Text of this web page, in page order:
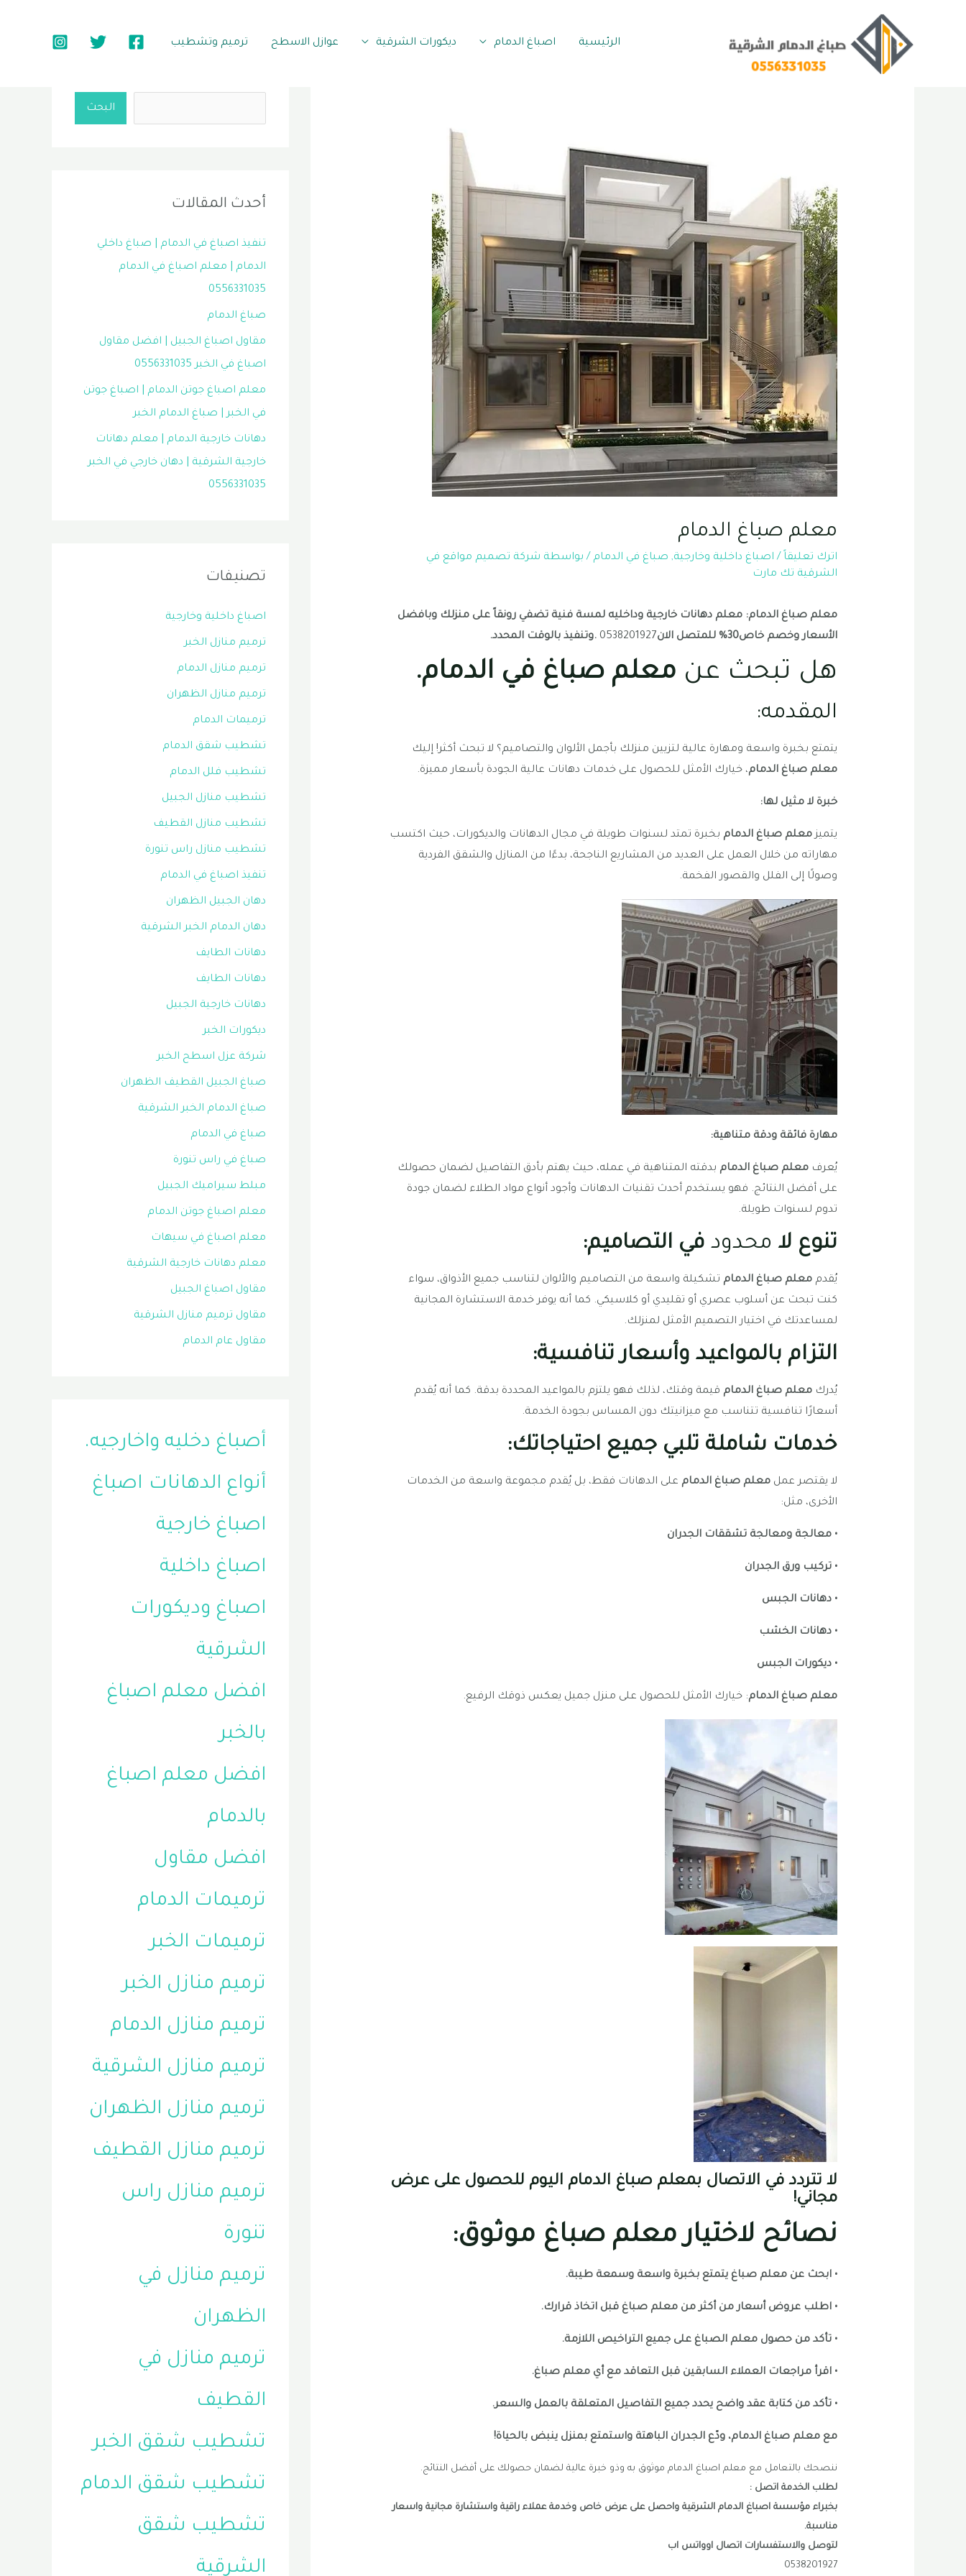
الرئيسية اصباغ الدمام ديكورات الشرقية عوازل الاسطح ترميم وتشطيب
معلم صباغ الدمام
اترك تعليقاً / اصباغ داخلية وخارجية, صباغ في الدمام / بواسطة شركة تصميم مواقع في
الشرقية تك مارت
معلم صباغ الدمام: معلم دهانات خارجية وداخليه لمسة فنية تضفي رونقاً على منزلك وبافضل
الأسعار وخصم خاص30% للمتصل الان
0538201927.وتنفيذ بالوقت المحدد.
هل تبحث عن معلم صباغ في الدمام.
المقدمه:
يتمتع بخبرة واسعة ومهارة عالية لتزيين منزلك بأجمل الألوان والتصاميم؟ لا تبحث أكثر! إليك
معلم صباغ الدمام، خيارك الأمثل للحصول على خدمات دهانات عالية الجودة بأسعار مميزة.
خبرة لا مثيل لها:
يتميزمعلم صباغ الدمام بخبرة تمتد لسنوات طويلة في مجال الدهانات والديكورات، حيث اكتسب
مهاراته من خلال العمل على العديد من المشاريع الناجحة، بدءًا من المنازل والشقق الفردية
وصولًا إلى الفلل والقصور الفخمة.
مهارة فائقة ودقة متناهية:
يُعرف معلم صباغ الدمام بدقته المتناهية في عمله، حيث يهتم بأدق التفاصيل لضمان حصولك
على أفضل النتائج. فهو يستخدم أحدث تقنيات الدهانات وأجود أنواع مواد الطلاء لضمان جودة
تدوم لسنوات طويلة.
تنوع لامحدودفي التصاميم:
يُقدم معلم صباغ الدمام تشكيلة واسعة من التصاميم والألوان لتناسب جميع الأذواق، سواء
كنت تبحث عن أسلوب عصري أو تقليدي أو كلاسيكي. كما أنه يوفر خدمة الاستشارة المجانية
لمساعدتك في اختيار التصميم الأمثل لمنزلك.
التزام بالمواعيد وأسعار تنافسية:
يُدرك معلم صباغ الدمام قيمة وقتك، لذلك فهو يلتزم بالمواعيد المحددة بدقة. كما أنه يُقدم
أسعارًا تنافسية تتناسب مع ميزانيتك دون المساس بجودة الخدمة.
خدمات شاملة تلبي جميع احتياجاتك:
لا يقتصر عمل معلم صباغ الدمام على الدهانات فقط، بل يُقدم مجموعة واسعة من الخدمات
الأخرى، مثل:
• معالجة ومعالجة تشققات الجدران
• تركيب ورق الجدران
• دهانات الجبس
• دهانات الخشب
• ديكورات الجبس
معلم صباغ الدمام: خيارك الأمثل للحصول على منزل جميل يعكس ذوقك الرفيع.
لا تتردد في الاتصال بمعلم صباغ الدمام اليوم للحصول على عرض
مجاني!
نصائح لاختيار معلم صباغ موثوق:
• ابحث عن معلم صباغ يتمتع بخبرة واسعة وسمعة طيبة.
• اطلب عروض أسعار من أكثر من معلم صباغ قبل اتخاذ قرارك.
• تأكد من حصول معلم الصباغ على جميع التراخيص اللازمة.
• اقرأ مراجعات العملاء السابقين قبل التعاقد مع أي معلم صباغ.
• تأكد من كتابة عقد واضح يحدد جميع التفاصيل المتعلقة بالعمل والسعر.
مع معلم صباغ الدمام، ودّع الجدران الباهتة واستمتع بمنزل ينبض بالحياة!
ننصحك بالتعامل مع معلم اصباغ الدمام موثوق به وذو خبرة عالية لضمان حصولك على أفضل النتائج.
لطلب الخدمة اتصل :
بخبراء مؤسسة اصباغ الدمام الشرقية واحصل على عرض خاص وخدمة عملاء راقية واستشارة مجانية واسعار
مناسبة.
لتوصل والاستفسارات اتصال اوواتس اب
0538201927
البحث
أحدث المقالات
تنفيذ اصباغ في الدمام | صباغ داخلي
الدمام | معلم اصباغ في الدمام
0556331035
صباغ الدمام
مقاول اصباغ الجبيل | افضل مقاول
اصباغ في الخبر 0556331035
معلم اصباغ جوتن الدمام | اصباغ جوتن
في الخبر | صباغ الدمام الخبر
دهانات خارجية الدمام | معلم دهانات
خارجية الشرقية | دهان خارجي في الخبر
0556331035
تصنيفات
اصباغ داخلية وخارجية
ترميم منازل الخبر
ترميم منازل الدمام
ترميم منازل الظهران
ترميمات الدمام
تشطيب شقق الدمام
تشطيب فلل الدمام
تشطيب منازل الجبيل
تشطيب منازل القطيف
تشطيب منازل راس تنورة
تنفيذ اصباغ في الدمام
دهان الجبيل الظهران
دهان الدمام الخبر الشرقية
دهانات الطايف
دهانات الطايف
دهانات خارجية الجبيل
ديكورات الخبر
شركة عزل اسطح الخبر
صباغ الجبيل القطيف الظهران
صباغ الدمام الخبر الشرقية
صباغ في الدمام
صباغ في راس تنورة
مبلط سيراميك الجبيل
معلم اصباغ جوتن الدمام
معلم اصباغ في سيهات
معلم دهانات خارجية الشرقية
مقاول اصباغ الجبيل
مقاول ترميم منازل الشرقية
مقاول عام الدمام
أصباغ دخليه واخارجيه.
أنواع الدهانات اصباغ
اصباغ خارجية
اصباغ داخلية
اصباغ وديكورات
الشرقية
افضل معلم اصباغ
بالخبر
افضل معلم اصباغ
بالدمام
افضل مقاول
ترميمات الدمام
ترميمات الخبر
ترميم منازل الخبر
ترميم منازل الدمام
ترميم منازل الشرقية
ترميم منازل الظهران
ترميم منازل القطيف
ترميم منازل راس
تنورة
ترميم منازل في
الظهران
ترميم منازل في
القطيف
تشطيب شقق الخبر
تشطيب شقق الدمام
تشطيب شقق
الشرقية